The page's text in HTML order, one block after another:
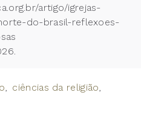
artigo/igrejas-
do-brasil-reflexoes-
ciências da religião